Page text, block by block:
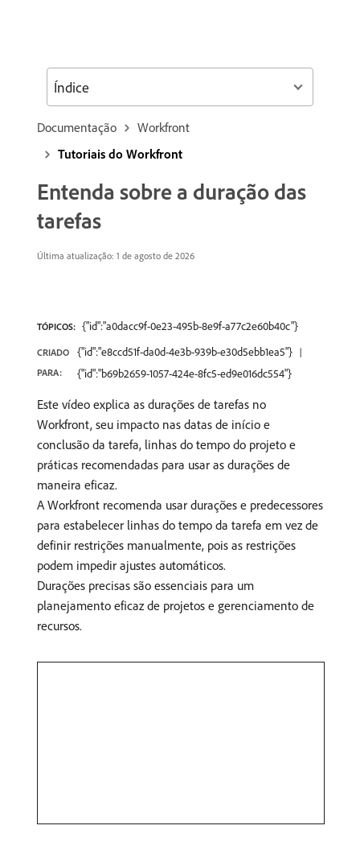
Documentação
Workfront
Tutoriais do Workfront
Entenda sobre a duração das
tarefas
Última atualização: 1 de agosto de 2026
TÓPICOS: {"id":"a0dacc9f-0e23-495b-8e9f-a77c2e60b40c"}
CRIADO
PARA:
{"id":"e8ccd51f-da0d-4e3b-939b-e30d5ebb1ea5"}
{"id":"b69b2659-1057-424e-8fc5-ed9e016dc554"}
Este vídeo explica as durações de tarefas no
Workfront, seu impacto nas datas de início e
conclusão da tarefa, linhas do tempo do projeto e
práticas recomendadas para usar as durações de
maneira eficaz.
A Workfront recomenda usar durações e predecessores
para estabelecer linhas do tempo da tarefa em vez de
definir restrições manualmente, pois as restrições
podem impedir ajustes automáticos.
​Durações precisas são essenciais para um
planejamento eficaz de projetos e gerenciamento de
recursos.
Índice